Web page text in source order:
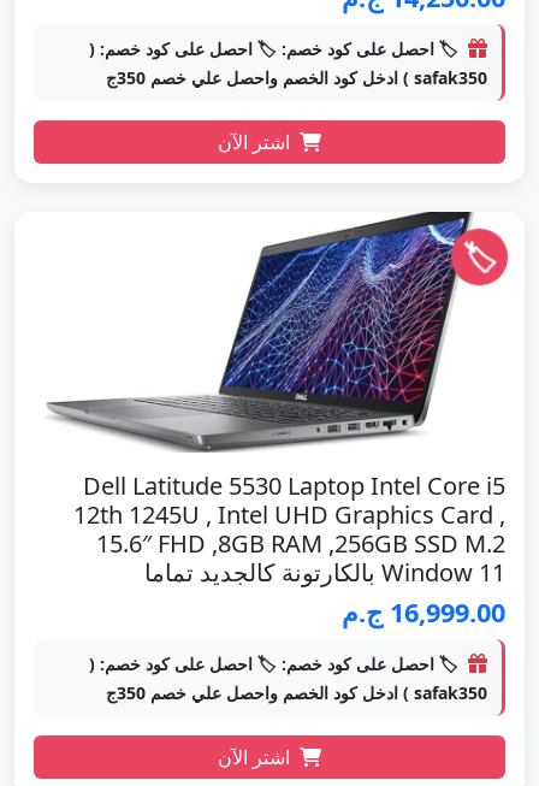
🏷️ احصل على كود خصم: 🏷️ احصل على كود خصم: (
safak350 ) ادخل كود الخصم واحصل علي خصم 350ج
اشتر الآن
🏷️
Dell Latitude 5530 Laptop Intel Core i5
12th 1245U , Intel UHD Graphics Card ,
15.6″ FHD ,8GB RAM ,256GB SSD M.2
Window 11 بالكارتونة كالجديد تماما
16,999.00 ج.م
🏷️ احصل على كود خصم: 🏷️ احصل على كود خصم: (
safak350 ) ادخل كود الخصم واحصل علي خصم 350ج
اشتر الآن